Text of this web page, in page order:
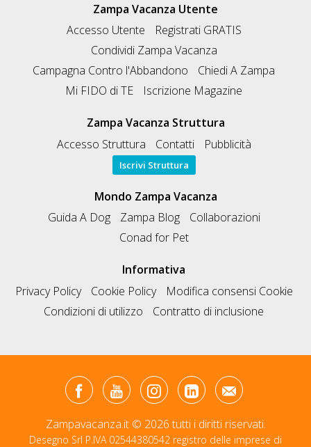
Zampa Vacanza Utente
Accesso Utente
Registrati GRATIS
Condividi Zampa Vacanza
Campagna Contro l'Abbandono
Chiedi A Zampa
Mi FIDO di TE
Iscrizione Magazine
Zampa Vacanza Struttura
Accesso Struttura
Contatti Pubblicità
Iscrivi Struttura
Mondo Zampa Vacanza
Guida A Dog
Zampa Blog
Collaborazioni
Conad for Pet
Informativa
Privacy Policy
Cookie Policy
Modifica consensi Cookie
Condizioni di utilizzo
Contratto di inclusione
Zampavacanza.it © 2026 tutti i diritti riservati.
Desegno Srl P.IVA 02544380542 registro delle imprese di